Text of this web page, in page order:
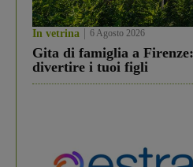
In vetrina 6 Agosto 2026
Gita di famiglia a
divertire i tuoi figli